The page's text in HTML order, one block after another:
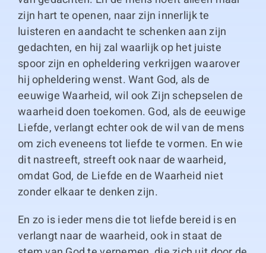
zijn hart te openen, naar zijn innerlijk te
luisteren en aandacht te schenken aan zijn
gedachten, en hij zal waarlijk op het juiste
spoor zijn en opheldering verkrijgen waarover
hij opheldering wenst. Want God, als de
eeuwige Waarheid, wil ook Zijn schepselen de
waarheid doen toekomen. God, als de eeuwige
Liefde, verlangt echter ook de wil van de mens
om zich eveneens tot liefde te vormen. En wie
dit nastreeft, streeft ook naar de waarheid,
omdat God, de Liefde en de Waarheid niet
zonder elkaar te denken zijn.
En zo is ieder mens die tot liefde bereid is en
verlangt naar de waarheid, ook in staat de